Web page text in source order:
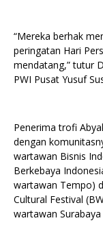
“Mereka berhak
peringatan Hari
mendatang,” tutur
PWI Pusat Yusuf
Penerima trofi
dengan
wartawan Bisnis
Berkebaya
wartawan Tempo)
Cultural Festival
wartawan